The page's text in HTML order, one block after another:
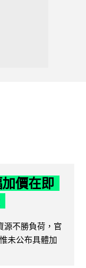
價在即
源不勝負荷，官
未公布具體加